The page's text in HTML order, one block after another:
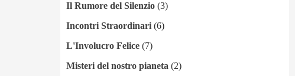
Il Rumore del Silenzio(3)
Incontri Straordinari(6)
L'Involucro Felice(7)
Misteri del nostro pianeta(2)